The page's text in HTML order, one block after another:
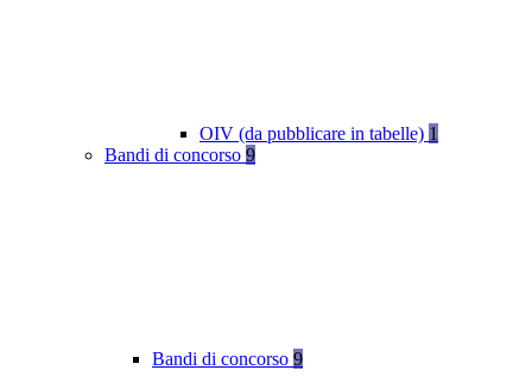
OIV (da pubblicare in tabelle) 1
Bandi di concorso 9
Bandi di concorso 9